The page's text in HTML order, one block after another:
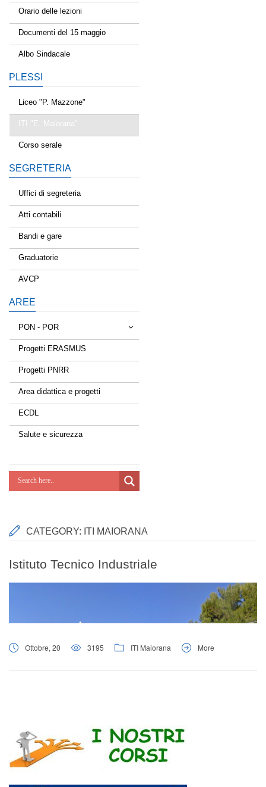
Orario delle lezioni
Documenti del 15 maggio
Albo Sindacale
PLESSI
Liceo "P. Mazzone"
ITI "E. Maiorana"
Corso serale
SEGRETERIA
Uffici di segreteria
Atti contabili
Bandi e gare
Graduatorie
AVCP
AREE
PON - POR
Tessere la rete
Estate a scuola
Scuola d'estate
Lab Green
Potenziamoci
Progetti ERASMUS
Progetti PNRR
Area didattica e progetti
ECDL
Salute e sicurezza
CATEGORY: ITI MAIORANA
Istituto Tecnico Industriale
Ottobre, 20 3195 ITI Maiorana More